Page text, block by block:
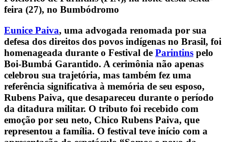
feira (27), no Bumbódromo
Eunice Paiva, uma advogada renomada por sua
defesa dos direitos dos povos indígenas no Brasil, foi
homenageada durante o Festival de Parintins pelo
Boi-Bumbá Garantido. A cerimônia não apenas
celebrou sua trajetória, mas também fez uma
referência significativa à memória de seu esposo,
Rubens Paiva, que desapareceu durante o período
da ditadura militar. O tributo foi recebido com
emoção por seu neto, Chico Rubens Paiva, que
representou a família. O festival teve início com a